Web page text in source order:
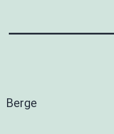
Berge